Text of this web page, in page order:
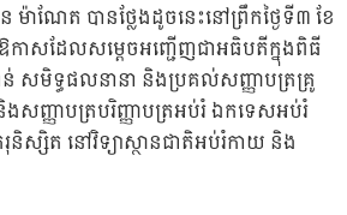
ាណែត បានថ្លែងដូចនេះនៅព្រឹកថ្ងៃទី៣ ខែ
កាសដែលសម្តេចអញ្ជើញជាអធិបតីក្នុងពិធី
សមិទ្ធផលនានា និងប្រគល់សញ្ញាបត្រគ្រូ
សញ្ញាបត្របរិញ្ញាបត្រអប់រំ ឯកទេសអប់រំ
សិត នៅវិទ្យាស្ថានជាតិអប់រំកាយ និង